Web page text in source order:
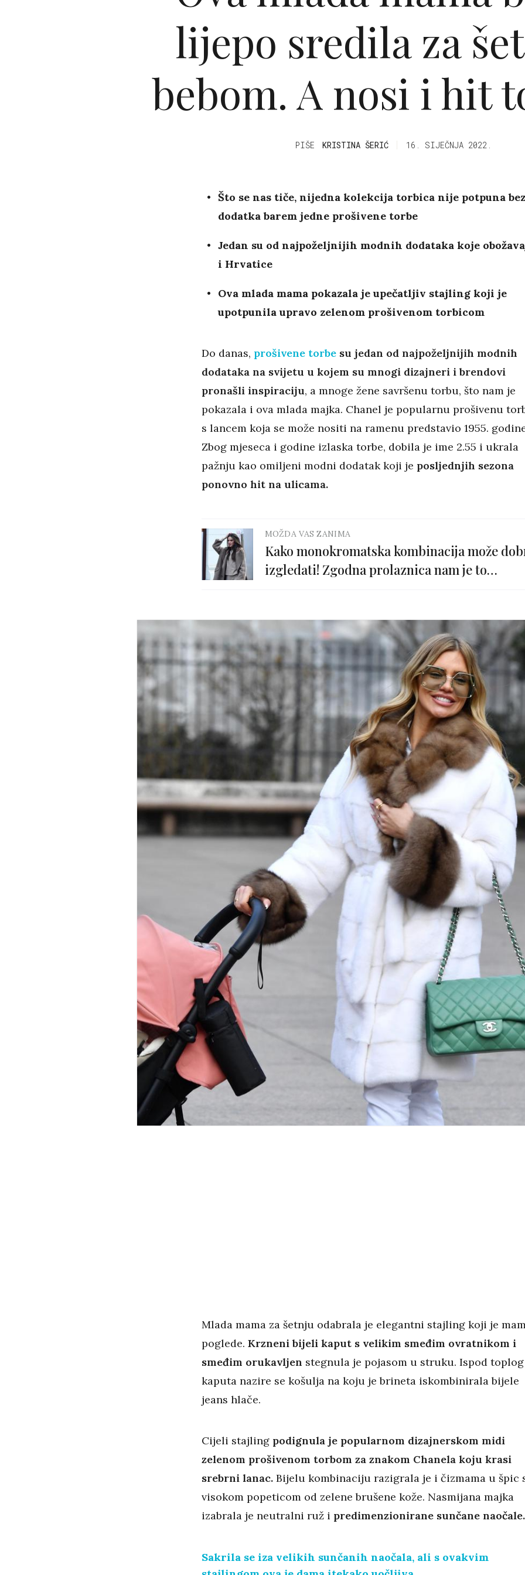
lijepo sredila za
bebom. A nosi i hit
PIŠE KRISTINA ŠERIĆ 16. SIJEČNJA 2022.
Što se nas tiče, nijedna kolekcija torbica nije potpuna bez
dodatka barem jedne prošivene torbe
Jedan su od najpoželjnijih modnih dodataka koje
i Hrvatice
Ova mlada mama pokazala je upečatljiv stajling koji je
upotpunila upravo zelenom prošivenom torbicom
Do danas, prošivene torbesu jedan od najpoželjnijih modnih
dodataka na svijetu u kojem su mnogi dizajneri i brendovi
pronašli inspiraciju, a mnoge žene savršenu torbu, što nam je
pokazala i ova mlada majka. Chanel je popularnu prošivenu
s lancem koja se može nositi na ramenu predstavio 1955.
Zbog mjeseca i godine izlaska torbe, dobila je ime 2.55 i ukrala
pažnju kao omiljeni modni dodatak koji je posljednjih sezona
ponovno hit na ulicama.
MOŽDA VAS ZANIMA
Kako monokromatska kombinacija može
izgledati! Zgodna prolaznica nam je to
Mlada mama za šetnju odabrala je elegantni stajling koji je
poglede. Krzneni bijeli kaput s velikim smeđim ovratnikom i
smeđim orukavljen stegnula je pojasom u struku. Ispod toplog
kaputa nazire se košulja na koju je brineta iskombinirala bijele
jeans hlače.
Cijeli stajling podignula je popularnom dizajnerskom midi
zelenom prošivenom torbom za znakom Chanela koju krasi
srebrni lanac. Bijelu kombinaciju razigrala je i čizmama u špic
visokom popeticom od zelene brušene kože. Nasmijana majka
izabrala je neutralni ruž i predimenzionirane sunčane naočale.
Sakrila se iza velikih sunčanih naočala, ali s ovakvim